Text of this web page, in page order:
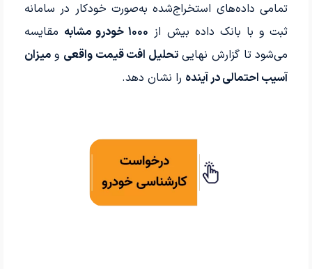
تمامی داده‌های استخراج‌شده به‌صورت خودکار در سامانه
ثبت و با بانک داده بیش از ۱۰۰۰ خودرو مشابه
مقایسه
می‌شود تا گزارش نهاییتحلیل افت قیمت واقعی ومیزان
آسیب احتمالی در آینده را نشان دهد.